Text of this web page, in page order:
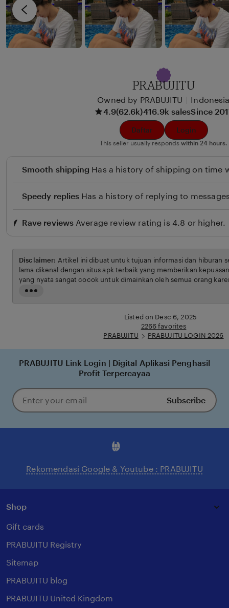
i
x
u
i
e
PRABUJITU
Owned by PRABUJITU
4.9(62.6k)416.9k salesSince
Daftar Login
This seller usually responds within 24 hours.
Smooth shipping Has a history of shipping on time
Speedy replies Has a history of replying to
Rave reviews Average review rating is 4.8 or higher.
Read
the
Disclaimer: Artikel ini dibuat untuk tujuan informasi dan hiburan
lama dikenal dengan situs apk terbaik yang memberikan
yang nyata sangat cocok untuk dimainkan oleh semua orang
ketentuan yang berlaku.
Listed on Desc 6, 2025
2266 favorites
PRABUJITU
PRABUJITU LOGIN 2026
PRABUJITU Link Login | Digital Aplikasi Penghasil
Profit Terpercayaa
Enter
your
Subscribe
Rekomendasi Google & Youtube : PRABUJITU
Shop
Gift cards
PRABUJITU Registry
Sitemap
PRABUJITU blog
PRABUJITU United Kingdom